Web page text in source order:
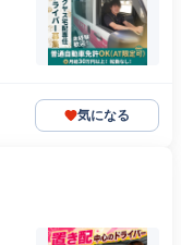
気になる